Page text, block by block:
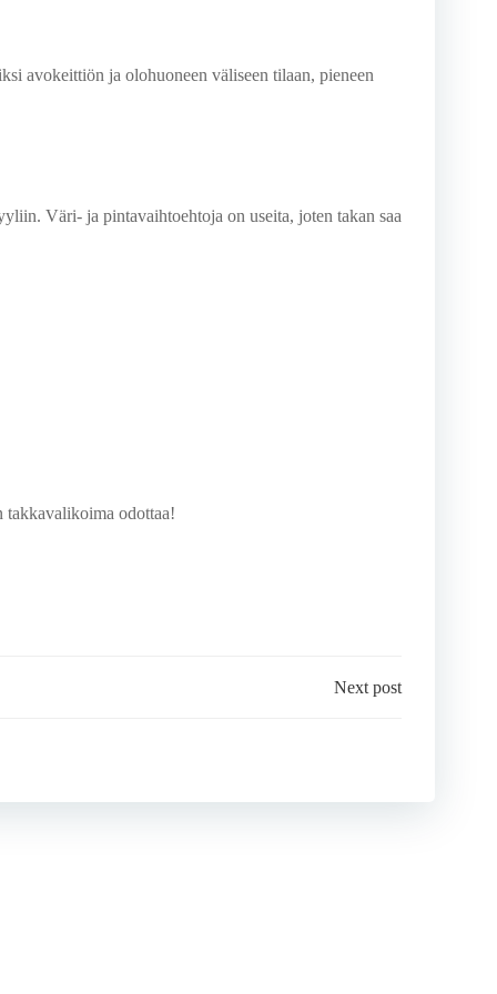
avokeittiön ja olohuoneen väliseen tilaan, pieneen
Väri- ja pintavaihtoehtoja on useita, joten takan saa
takkavalikoima odottaa!
Next post